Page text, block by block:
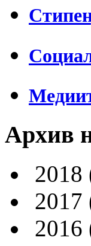
Архив
2018
2017
2016